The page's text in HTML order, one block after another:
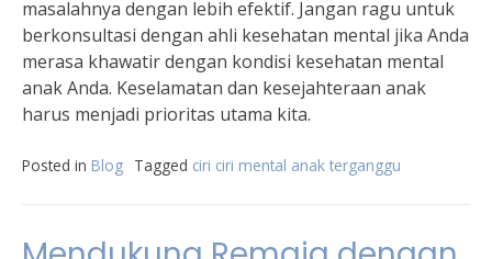
masalahnya dengan lebih efektif. Jangan ragu untuk
berkonsultasi dengan ahli kesehatan mental jika Anda
merasa khawatir dengan kondisi kesehatan mental
anak Anda. Keselamatan dan kesejahteraan anak
harus menjadi prioritas utama kita.
Posted in Blog Tagged ciri ciri mental anak terganggu